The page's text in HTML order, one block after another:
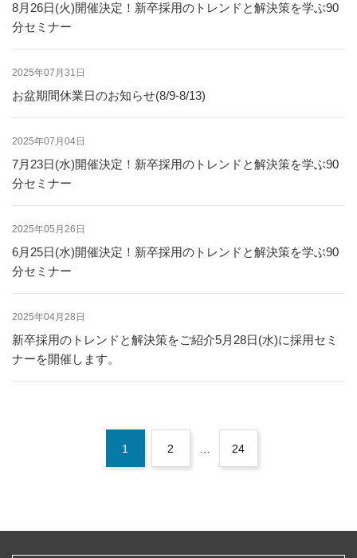
8月26日(火)開催決定！新卒採用のトレンドと解決策を学ぶ90
分セミナー
2025年07月31日
お盆期間休業日のお知らせ(8/9-8/13)
2025年07月04日
7月23日(水)開催決定！新卒採用のトレンドと解決策を学ぶ90
分セミナー
2025年05月26日
6月25日(水)開催決定！新卒採用のトレンドと解決策を学ぶ90
分セミナー
2025年04月28日
新卒採用のトレンドと解決策をご紹介5月28日(水)に採用セミ
ナーを開催します。
1 2 24